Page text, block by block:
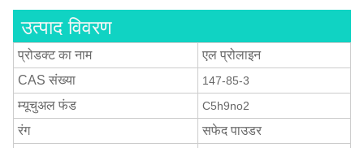
उत्पाद विवरण
प्रोडक्ट का नाम
एल प्रोलाइन
CAS संख्या
147-85-3
म्यूचुअल फंड C5h9no2
रंग
सफेद पाउडर